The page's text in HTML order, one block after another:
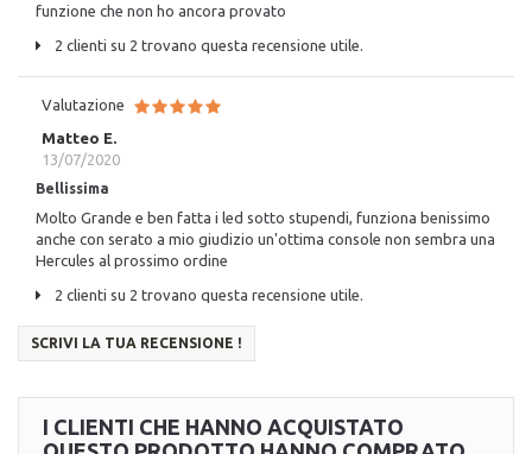
funzione che non ho ancora provato
2 clienti su 2 trovano questa recensione utile.
Valutazione
Matteo E.
13/07/2020
Bellissima
Molto Grande e ben fatta i led sotto stupendi, funziona benissimo
anche con serato a mio giudizio un'ottima console non sembra una
Hercules al prossimo ordine
2 clienti su 2 trovano questa recensione utile.
SCRIVI LA TUA RECENSIONE !
I CLIENTI CHE HANNO ACQUISTATO